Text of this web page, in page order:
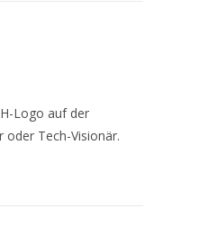
Logo auf der
Tech-Visionär.